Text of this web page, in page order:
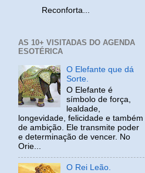
Reconforta...
AS 10+ VISITADAS DO AGENDA
ESOTÉRICA
O Elefante que dá
Sorte.
O Elefante é
símbolo de força,
lealdade,
longevidade, felicidade e também
de ambição. Ele transmite poder
e determinação de vencer. No
Orie...
O Rei Leão.